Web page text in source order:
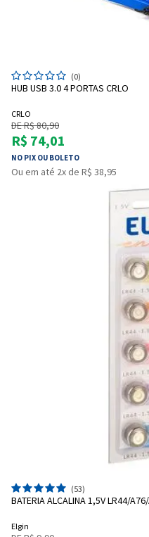
(0)
HUB USB 3.0 4 PORTAS CRLO
CRLO
DE R$ 80,90
R$ 74,01
NO PIX OU BOLETO
Ou em até 2x de R$ 38,95
(53)
BATERIA ALCALINA 1,5V LR44/
Elgin